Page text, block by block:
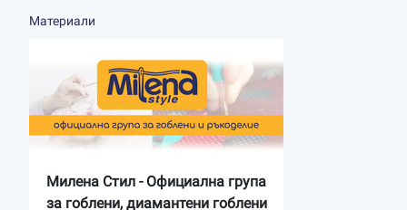
Материали
Милена Стил - Официална група
за гоблени, диамантени гоблени